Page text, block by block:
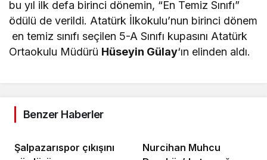
bu yıl ilk defa birinci dönemin, “En Temiz Sınıfı”
ödülü de verildi. Atatürk İlkokulu’nun birinci dönem
en temiz sınıfı seçilen 5-A Sınıfı kupasını Atatürk
Ortaokulu Müdürü Hüseyin Gülay‘ın elinden aldı.
Benzer Haberler
Şalpazarıspor çıkışını
Nurcihan Muhcu